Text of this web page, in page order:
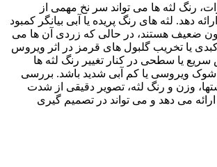
رنگ لثه‌ ها می‌ تواند سر نخ مهمی از
دهد. لثه‌ های رنگ‌ پریده یا آبی بیانگر کمبود
ضعیف‌ هستند، در حالی که زردی آن‌ ها می‌
کبدی یا تخریب گلبول‌ های قرمز در اثر ویروس
یا سطحی در کنار تغییر رنگ لثه‌ ها
ویروسی یا کم‌ آبی شدید باشد. بررسی
وزن و رنگ لثه، تصویر دقیقی از شدت
می‌ دهد و می‌ تواند در تصمیم‌ گیری